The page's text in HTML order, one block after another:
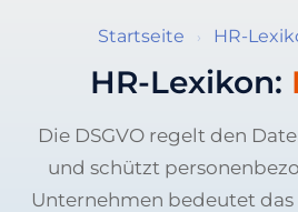
Startseite › HR-
HR-Lexikon:
Die DSGVO regelt den
und schützt
Unternehmen bedeutet